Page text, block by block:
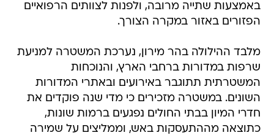
באמצעות שתייה מרובה, ולפנות לצוותים הרפואיים
הפזורים באזור במקרה הצורך.
מלבד ההילולה בהר מירון, נערכת המשטרה למניעת
שרפות במדורות ברחבי הארץ, והנוכחות
המשטרתית תתוגבר באירועים ובאתרי המדורות
השונים. במשטרה מזכירים כי מדי שנה פוקדים את
חדרי המיון בבתי החולים נפגעים ברמות שונות,
כתוצאה מההתעסקות באש, וממליצים על שמירה